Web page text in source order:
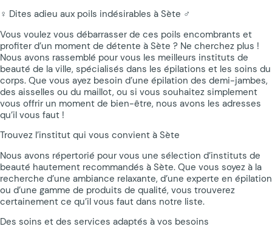
‍♀️ Dites adieu aux poils indésirables à Sète ‍♂️
Vous voulez vous débarrasser de ces poils encombrants et
profiter d’un moment de détente à Sète ? Ne cherchez plus !
Nous avons rassemblé pour vous les meilleurs instituts de
beauté de la ville, spécialisés dans les épilations et les soins du
corps. Que vous ayez besoin d’une épilation des demi-jambes,
des aisselles ou du maillot, ou si vous souhaitez simplement
vous offrir un moment de bien-être, nous avons les adresses
qu’il vous faut !
Trouvez l’institut qui vous convient à Sète
Nous avons répertorié pour vous une sélection d’instituts de
beauté hautement recommandés à Sète. Que vous soyez à la
recherche d’une ambiance relaxante, d’une experte en épilation
ou d’une gamme de produits de qualité, vous trouverez
certainement ce qu’il vous faut dans notre liste.
Des soins et des services adaptés à vos besoins